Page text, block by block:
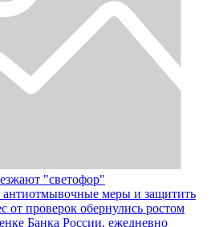
"светофор"
антиотмывочные меры и защитить
от проверок обернулись ростом
Банка России, ежедневно